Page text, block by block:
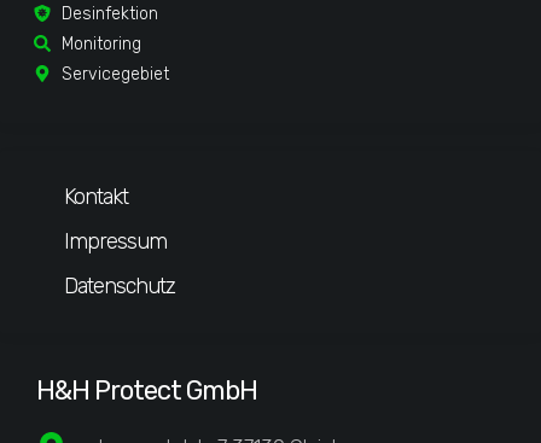
H&H Protect GmbH
Kontakt
Impressum
Datenschutz
Desinfektion
Monitoring
Servicegebiet